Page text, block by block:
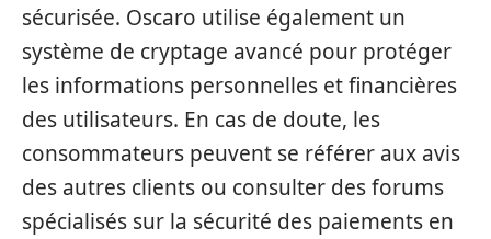
sécurisée. Oscaro utilise également un
système de cryptage avancé pour protéger
les informations personnelles et financières
des utilisateurs. En cas de doute, les
consommateurs peuvent se référer aux avis
des autres clients ou consulter des forums
spécialisés sur la sécurité des paiements en